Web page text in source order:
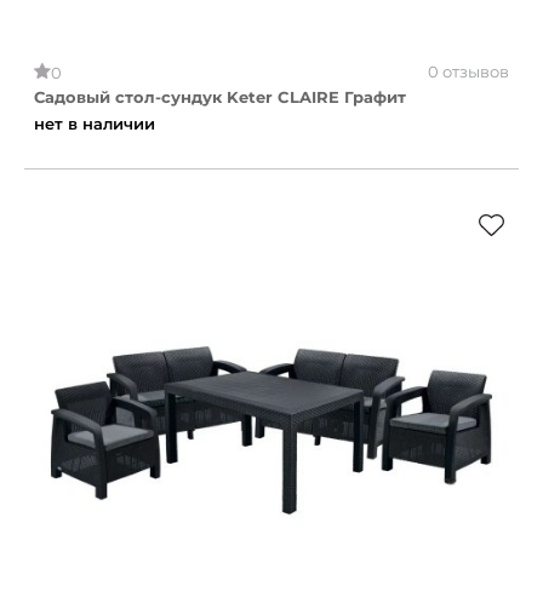
0
0 отзывов
Садовый стол-сундук Keter CLAIRE Графит
нет в наличии